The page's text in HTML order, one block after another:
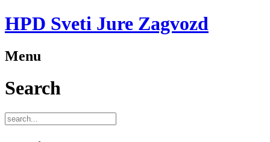
HPD Sveti Jure Zagvozd
Menu
Search